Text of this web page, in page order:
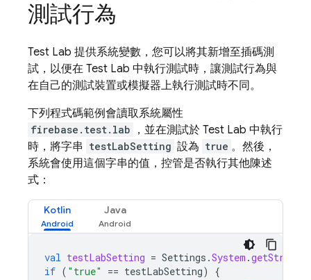
測試行為
Test Lab 提供系統變數，您可以將其新增至插碼測
試，以便在 Test Lab 中執行測試時，讓測試行為與
在自己的測試裝置或模擬器上執行測試時不同。
下列程式碼範例會讀取系統屬性
firebase.test.lab ，並在測試於 Test Lab 中執行
時，將字串 testLabSetting 設為 true 。然後，
系統會使用這個字串的值，控管是否執行其他陳述
式：
Kotlin Java
val testLabSetting = Settings .System .getString
if ( "true" == testLabSetting)
{